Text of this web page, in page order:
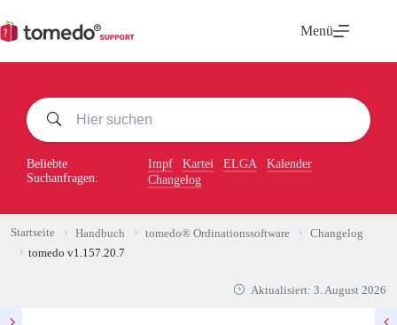
Inhalt
springen
Menü
Beliebte
Suchanfragen:
Impf Kartei ELGA
Kalender
Changelog
Startseite Handbuch tomedo® Ordinationssoftware
Changelog
tomedo v1.157.20.7
Aktualisiert: 3. August 2026